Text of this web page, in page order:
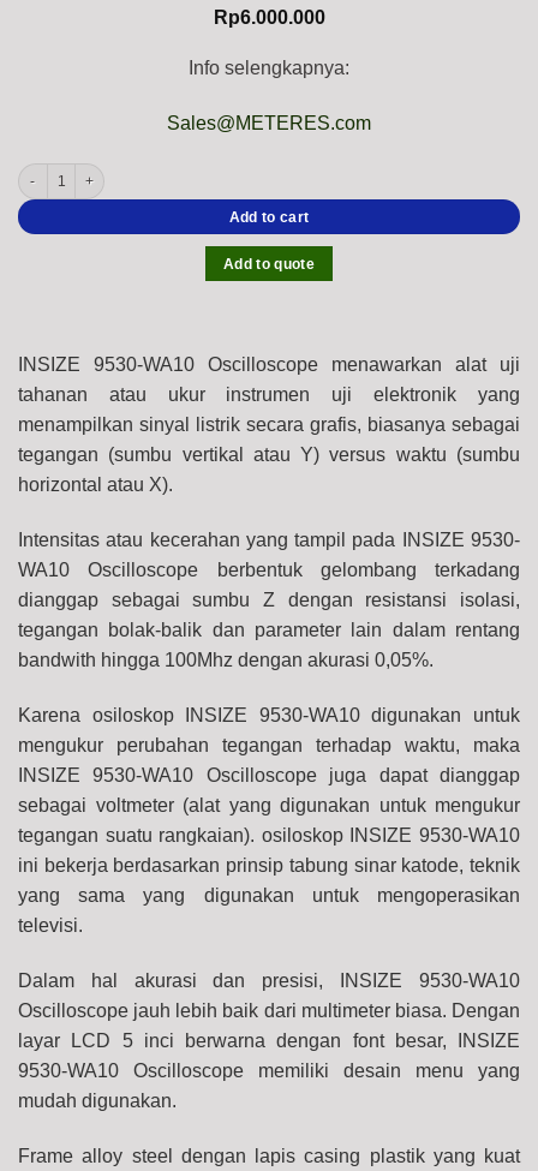
Rp6.000.000
Info selengkapnya:
Sales@METERES.com
INSIZE 9530-WA10 Oscilloscope (USB Data Output, 2-Channel) Bandwidth
Add to cart
Add to quote
INSIZE 9530-WA10 Oscilloscope menawarkan alat uji
tahanan atau ukur instrumen uji elektronik yang
menampilkan sinyal listrik secara grafis, biasanya sebagai
tegangan (sumbu vertikal atau Y) versus waktu (sumbu
horizontal atau X).
Intensitas atau kecerahan yang tampil pada INSIZE 9530-
WA10 Oscilloscope berbentuk gelombang terkadang
dianggap sebagai sumbu Z dengan resistansi isolasi,
tegangan bolak-balik dan parameter lain dalam rentang
bandwith hingga 100Mhz dengan akurasi 0,05%.
Karena osiloskop INSIZE 9530-WA10 digunakan untuk
mengukur perubahan tegangan terhadap waktu, maka
INSIZE 9530-WA10 Oscilloscope juga dapat dianggap
sebagai voltmeter (alat yang digunakan untuk mengukur
tegangan suatu rangkaian). osiloskop INSIZE 9530-WA10
ini bekerja berdasarkan prinsip tabung sinar katode, teknik
yang sama yang digunakan untuk mengoperasikan
televisi.
Dalam hal akurasi dan presisi, INSIZE 9530-WA10
Oscilloscope jauh lebih baik dari multimeter biasa. Dengan
layar LCD 5 inci berwarna dengan font besar, INSIZE
9530-WA10 Oscilloscope memiliki desain menu yang
mudah digunakan.
Frame alloy steel dengan lapis casing plastik yang kuat